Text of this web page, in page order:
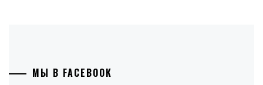
МЫ В FACEBOOK